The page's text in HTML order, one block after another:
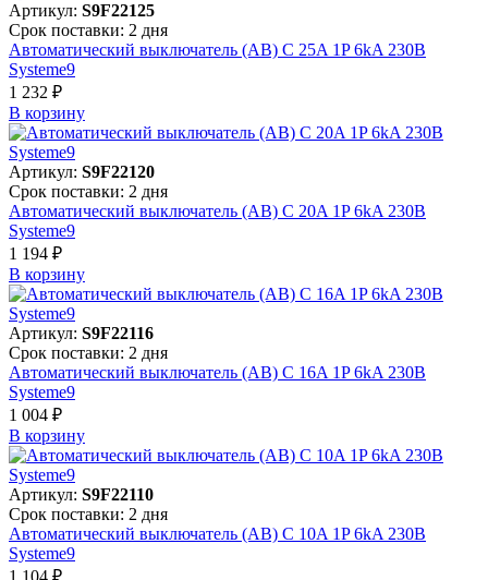
Артикул: S9F22125
Срок поставки: 2 дня
Автоматический выключатель (АВ) C 25A 1P 6kA 230В
Systeme9
1 232 ₽
В корзинy
Артикул: S9F22120
Срок поставки: 2 дня
Автоматический выключатель (АВ) C 20A 1P 6kA 230В
Systeme9
1 194 ₽
В корзинy
Артикул: S9F22116
Срок поставки: 2 дня
Автоматический выключатель (АВ) C 16A 1P 6kA 230В
Systeme9
1 004 ₽
В корзинy
Артикул: S9F22110
Срок поставки: 2 дня
Автоматический выключатель (АВ) C 10A 1P 6kA 230В
Systeme9